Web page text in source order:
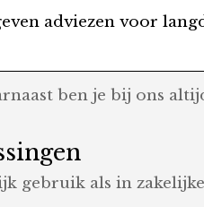
adviezen voor
ben je bij ons
gebruik als in